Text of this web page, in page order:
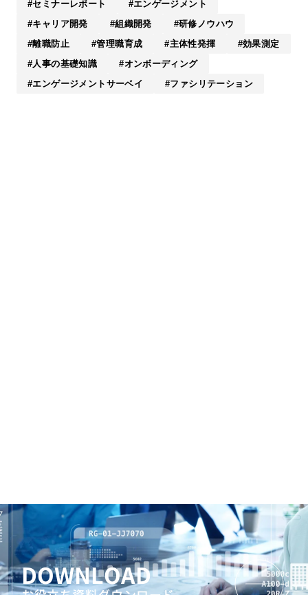
セミナーレポート
エンゲージメント
キャリア開発
組織開発
研修ノウハウ
離職防止
管理職育成 主体性発揮
効果測定
人事の基礎知識
オンボーディング
エンゲージメントサーベイ
ファシリテーション
DOWNLOAD